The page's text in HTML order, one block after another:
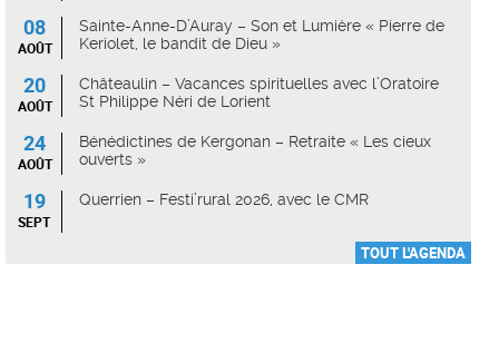
08
AOÛT
Sainte-Anne-D’Auray – Son et Lumière « Pierre de
Keriolet, le bandit de Dieu »
20
AOÛT
Châteaulin – Vacances spirituelles avec l’Oratoire
St Philippe Néri de Lorient
24
AOÛT
Bénédictines de Kergonan – Retraite « Les cieux
ouverts »
19
SEPT
Querrien – Festi’rural 2026, avec le CMR
TOUT L'AGENDA